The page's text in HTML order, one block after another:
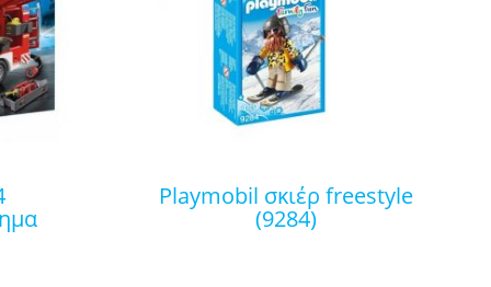
playmobil σκιέρ freestyle
(9284)